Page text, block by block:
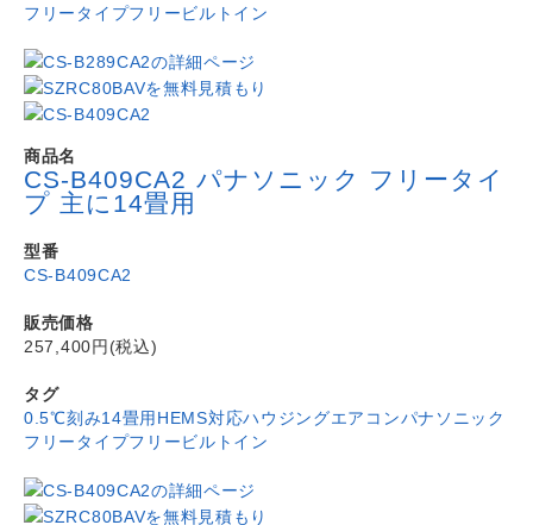
フリータイプフリービルトイン
商品名
CS-B409CA2 パナソニック フリータイ
プ 主に14畳用
型番
CS-B409CA2
販売価格
257,400円(税込)
タグ
0.5℃刻み14畳用 HEMS対応ハウジングエアコンパナソニック
フリータイプフリービルトイン